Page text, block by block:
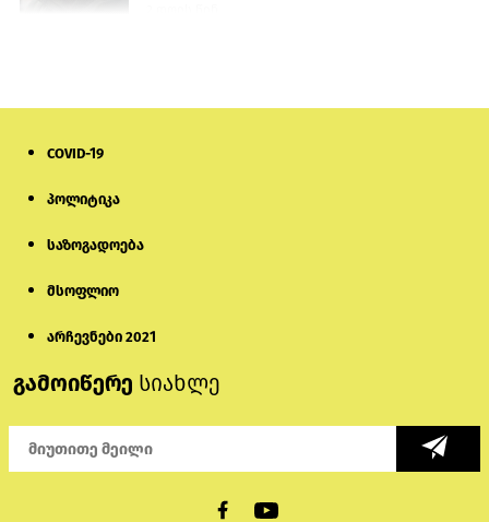
არასრულწლოვნებისთვის
აზერბაიჯანში „ამორალური ქცევის“
საბაბით 9 ტიკტოკერი დააკავეს
COVID-19
პოლიტიკა
საზოგადოება
მსოფლიო
არჩევნები 2021
გამოიწერე სიახლე